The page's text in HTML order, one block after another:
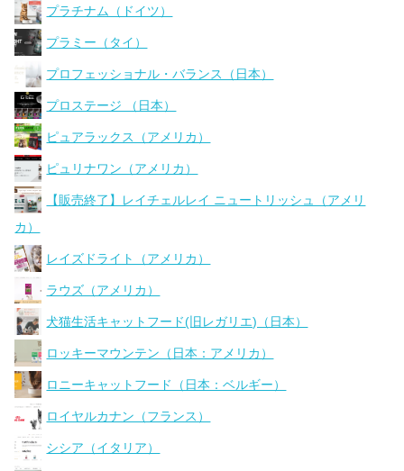
プラチナム（ドイツ）
プラミー（タイ）
プロフェッショナル・バランス（日本）
プロステージ （日本）
ピュアラックス（アメリカ）
ピュリナワン（アメリカ）
【販売終了】レイチェルレイ ニュートリッシュ（アメリ
カ）
レイズドライト（アメリカ）
ラウズ（アメリカ）
犬猫生活キャットフード(旧レガリエ)（日本）
ロッキーマウンテン（日本：アメリカ）
ロニーキャットフード（日本：ベルギー）
ロイヤルカナン（フランス）
シシア（イタリア）